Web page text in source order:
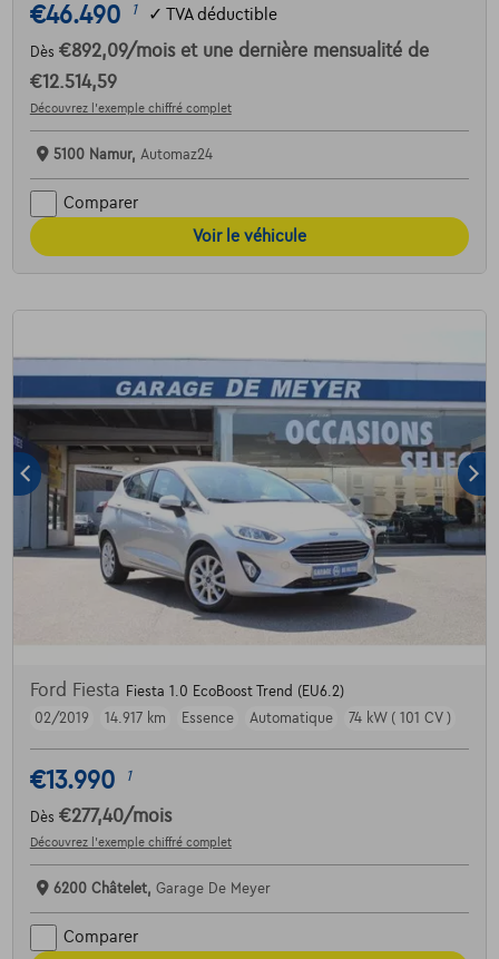
€46.490 1 ✓ TVA déductible
Dès €892,09/mois et une dernière mensualité de
€12.514,59
Découvrez l’exemple chiffré complet
5100 Namur, Automaz24
Comparer
Voir le véhicule
Ford Fiesta Fiesta 1.0 EcoBoost Trend (EU6.2)
02/2019
14.917 km Essence Automatique 74 kW ( 101 CV )
€13.990 1
Dès €277,40/mois
Découvrez l’exemple chiffré complet
6200 Châtelet, Garage De Meyer
Comparer